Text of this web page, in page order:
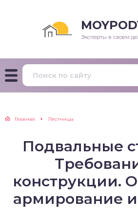
Эксперты в своем
Главная Лестницы
Подвальные
конструкции.
армирование